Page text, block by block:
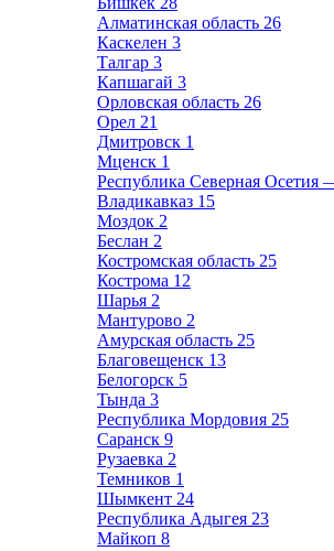
Алматинская область 26
Каскелен 3
Талгар 3
Капшагай 3
Орловская область 26
Орел 21
Дмитровск 1
Мценск 1
Республика Северная Осетия
Владикавказ 15
Моздок 2
Беслан 2
Костромская область 25
Кострома 12
Шарья 2
Мантурово 2
Амурская область 25
Благовещенск 13
Белогорск 5
Тында 3
Республика Мордовия 25
Саранск 9
Рузаевка 2
Темников 1
Шымкент 24
Республика Адыгея 23
Майкоп 8